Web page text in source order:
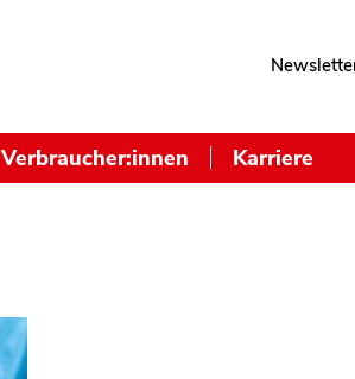
Verbraucher:innen Karriere